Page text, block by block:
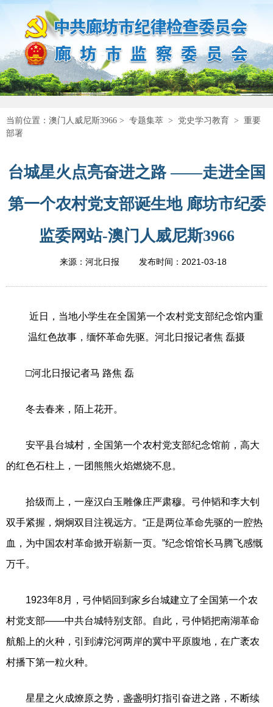
当前位置： 澳门人威尼斯3966 > 专题集萃 > 党史学习教育 > 重要
部署
台城星火点亮奋进之路 ——走进全国
第一个农村党支部诞生地 廊坊市纪委
监委网站-澳门人威尼斯3966
来源：河北日报 发布时间： 2021-03-18
近日，当地小学生在全国第一个农村党支部纪念馆内重
温红色故事，缅怀革命先驱。河北日报记者焦 磊摄
□河北日报记者马 路焦 磊
冬去春来，陌上花开。
安平县台城村，全国第一个农村党支部纪念馆前，高大
的红色石柱上，一团熊熊火焰燃烧不息。
拾级而上，一座汉白玉雕像庄严肃穆。弓仲韬和李大钊
双手紧握，炯炯双目注视远方。“正是两位革命先驱的一腔热
血，为中国农村革命掀开崭新一页。”纪念馆馆长马腾飞感慨
万千。
1923年8月，弓仲韬回到家乡台城建立了全国第一个农
村党支部——中共台城特别支部。自此，弓仲韬把南湖革命
航船上的火种，引到滹沱河两岸的冀中平原腹地，在广袤农
村播下第一粒火种。
星星之火成燎原之势，盏盏明灯指引奋进之路，不断续